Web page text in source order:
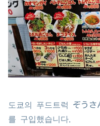
도쿄의 푸드트럭 ぞう
를 구입했습니다.